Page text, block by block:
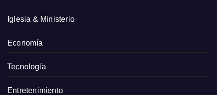
Iglesia & Ministerio
Economía
Tecnología
Entretenimiento